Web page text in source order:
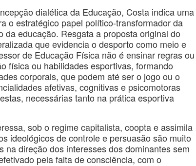
dialética da Educação, Costa indica uma
o estratégico papel político-transformador da
educação. Resgata a proposta original do
que evidencia o desporto como meio e
de Educação Física não é ensinar regras ou
física ou habilidades esportivas, formando
corporais, que podem até ser o jogo ou o
afetivas, cognitivas e psicomotoras
necessárias tanto na prática esportiva
sob o regime capitalista, coopta e assimila
ideológicos de controle e persuasão são muito
direção dos interesses dos dominantes sem
pela falta de consciência, com o